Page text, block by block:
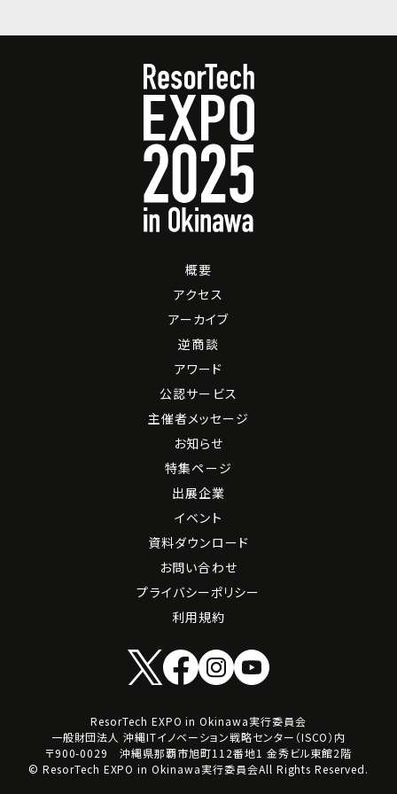
概要
アクセス
アーカイブ
逆商談
アワード
公認サービス
主催者メッセージ
お知らせ
特集ページ
出展企業
イベント
資料ダウンロード
お問い合わせ
プライバシーポリシー
利用規約
ResorTech EXPO in Okinawa実行委員会
一般財団法人 沖縄ITイノベーション戦略センター（ISCO）内
〒900-0029 沖縄県那覇市旭町112番地1 金秀ビル東館2階
© ResorTech EXPO in Okinawa実行委員会All Rights Reserved.